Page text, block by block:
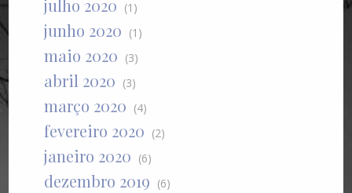
julho 2020 (1)
junho 2020 (1)
maio 2020 (3)
abril 2020 (3)
março 2020 (4)
fevereiro 2020 (2)
janeiro 2020 (6)
dezembro 2019 (6)